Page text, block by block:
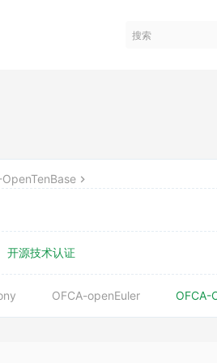
OpenTenBase
开源技术认证
OFCA-openEuler OFCA-